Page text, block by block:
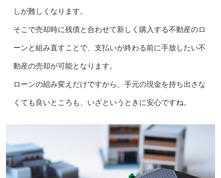
しが難しくなります。
そこで売却時に残債と合わせて新しく購入する不動産のロ
ーンと組み直すことで、支払いが終わる前に手放したい不
動産の売却が可能となります。
ローンの組み変えだけですから、手元の現金を持ち出さな
くても良いところも、いざというときに安心ですね。